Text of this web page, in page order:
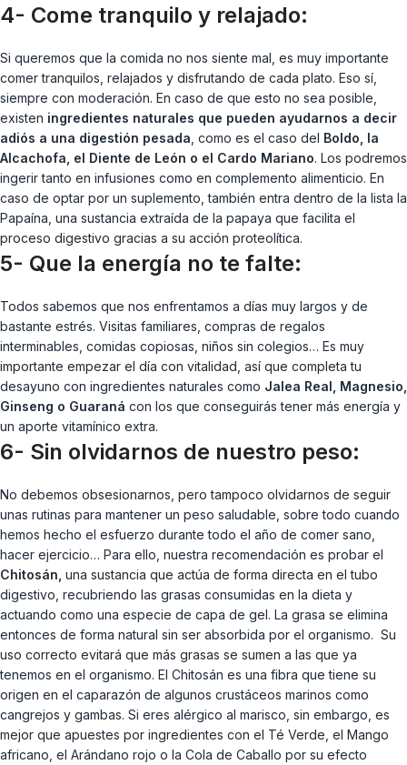
4- Come tranquilo y relajado:
Si queremos que la comida no nos siente mal, es muy importante
comer tranquilos, relajados y disfrutando de cada plato. Eso sí,
siempre con moderación. En caso de que esto no sea posible,
existen ingredientes naturales que pueden ayudarnos a decir
adiós a una digestión pesada , como es el caso del Boldo, la
Alcachofa, el Diente de León o el Cardo Mariano. Los podremos
ingerir tanto en infusiones como en complemento alimenticio. En
caso de optar por un suplemento, también entra dentro de la lista la
Papaína, una sustancia extraída de la papaya que facilita el
proceso digestivo gracias a su acción proteolítica.
5- Que la energía no te falte:
Todos sabemos que nos enfrentamos a días muy largos y de
bastante estrés. Visitas familiares, compras de regalos
interminables, comidas copiosas, niños sin colegios… Es muy
importante empezar el día con vitalidad, así que completa tu
desayuno con ingredientes naturales como Jalea Real, Magnesio,
Ginseng o Guaraná con los que conseguirás tener más energía y
un aporte vitamínico extra.
6- Sin olvidarnos de nuestro peso:
No debemos obsesionarnos, pero tampoco olvidarnos de seguir
unas rutinas para mantener un peso saludable, sobre todo cuando
hemos hecho el esfuerzo durante todo el año de comer sano,
hacer ejercicio… Para ello, nuestra recomendación es probar el
Chitosán, una sustancia que actúa de forma directa en el tubo
digestivo, recubriendo las grasas consumidas en la dieta y
actuando como una especie de capa de gel. La grasa se elimina
entonces de forma natural sin ser absorbida por el organismo. Su
uso correcto evitará que más grasas se sumen a las que ya
tenemos en el organismo. El Chitosán es una fibra que tiene su
origen en el caparazón de algunos crustáceos marinos como
cangrejos y gambas. Si eres alérgico al marisco, sin embargo, es
mejor que apuestes por ingredientes con el Té Verde, el Mango
africano, el Arándano rojo o la Cola de Caballo por su efecto